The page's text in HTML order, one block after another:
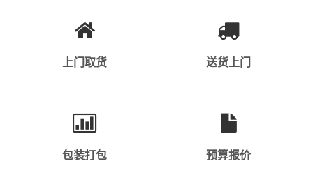
上门取货 送货上门
包装打包 预算报价